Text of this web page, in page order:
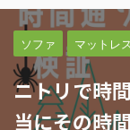
ソファ マットレ
ニトリで時
当にその時